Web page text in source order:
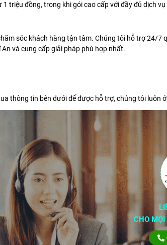
triệu đồng, trong khi gói cao cấp với đầy đủ dịch
sóc khách hàng tận tâm. Chúng tôi hỗ trợ 24/
và cung cấp giải pháp phù hợp nhất.
thông tin bên dưới để được hỗ trợ, chúng tôi luôn
CHO